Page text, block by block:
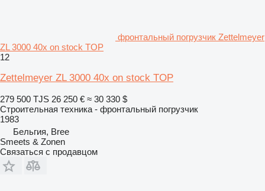
фронтальный погрузчик Zettelmeyer
ZL 3000 40x on stock TOP
12
Zettelmeyer ZL 3000 40x on stock TOP
279 500 TJS 26 250 € ≈ 30 330 $
Строительная техника - фронтальный погрузчик
1983
Бельгия, Bree
Smeets & Zonen
Связаться с продавцом